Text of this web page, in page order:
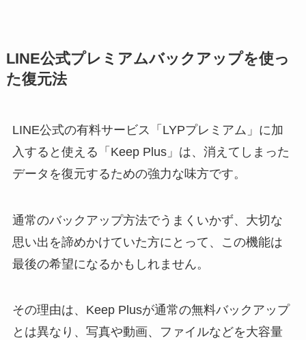
LINE公式プレミアムバックアップを使っ
た復元法
LINE公式の有料サービス「LYPプレミアム」に加
入すると使える「Keep Plus」は、消えてしまった
データを復元するための強力な味方です。
通常のバックアップ方法でうまくいかず、大切な
思い出を諦めかけていた方にとって、この機能は
最後の希望になるかもしれません。
その理由は、Keep Plusが通常の無料バックアップ
とは異なり、写真や動画、ファイルなどを大容量